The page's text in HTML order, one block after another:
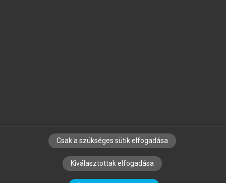
SZERZŐKNEK CÉGEKNEK KÖNYVTÁROSOKNAK
SZERKESZTÉSI ÉS LEKTORÁLÁSI ALAPELVEK
Csak a szükséges sütik elfogadása
Kiválasztottak elfogadása